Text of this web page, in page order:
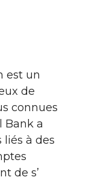
est un
de
connues
Bank a
à des
de s’